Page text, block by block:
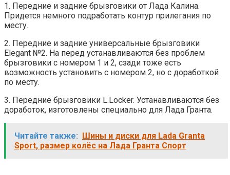
1. Передние и задние брызговики от Лада Калина.
Придется немного подработать контур прилегания по
месту.
2. Передние и задние универсальные брызговики
Elegant №2. На перед устанавливаются без проблем
брызговики с номером 1 и 2, сзади тоже есть
возможность установить с номером 2, но с доработкой
по месту.
3. Передние брызговики L.Locker. Устанавливаются без
доработок, изготовлены специально для Лада Гранта.
Читайте также: Шины и диски для Lada Granta
Sport, размер колёс на Лада Гранта Спорт